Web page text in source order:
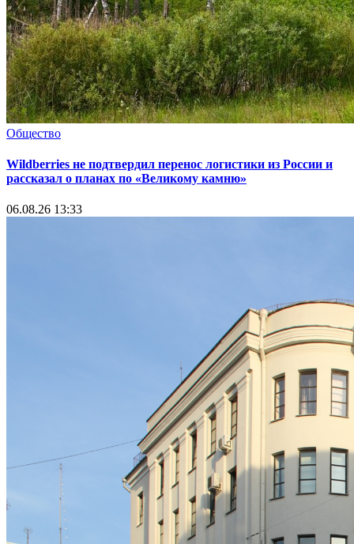
Общество
Wildberries не подтвердил перенос логистики из России и
рассказал о планах по «Великому камню»
06.08.26 13:33